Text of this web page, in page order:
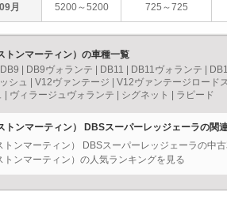
月 5200～5200 725～725
トンマーティン）の車種一覧
DB9 DB9ヴォランテ DB11 DB11ヴォランテ
シュ V12ヴァンテージ
V12ヴァンテージロード
ヴィラージュヴォランテ シグネット ラピード
トンマーティン） DBSスーパーレッジェーラの関
トンマーティン） DBSスーパーレッジェーラの中
ンマーティン）の人気ランキングを見る